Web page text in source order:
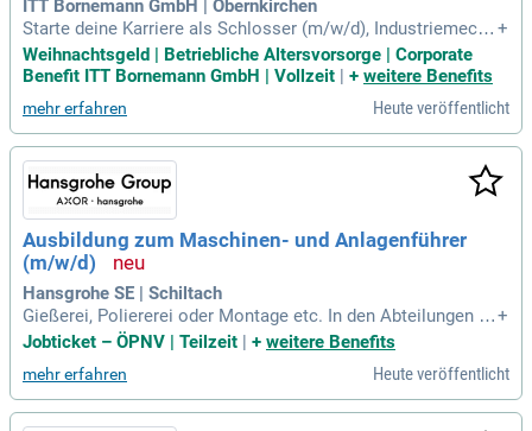
ITT Bornemann GmbH | Obernkirchen
Starte deine Karriere als Schlosser (m/w/d), Industriemecha
niker (m/w/d) oder Polierer (m/w/d) in der Metallindustrie!
Du bringst idealerweise Kenntnisse in der Galvanik sowie in
orgfältige Arbeitsweise zeichnen dich aus? Profitiere von ei
nem internationalen Arbeitsumfeld, das dir ein spannendes
Aufgabengebiet mit viel Gestaltungsspielraum bietet. Eine u
mfassende Einarbeitung erfolgt „on the job“ in einem engagi
erten Team. Zusätzlich erwarten dich attraktive Vergütungs
modelle, betriebliche Altersvorsorge und viele Mitarbeiteran
gebote, die deine Work-Life-Balance unterstützen.
+
Weihnachtsgeld | Betriebliche Altersvorsorge | Corporate
Benefit ITT Bornemann GmbH | Vollzeit | + weitere Benefits
mehr erfahren Heute veröffentlicht
Ausbildung zum Maschinen- und Anlagenführer
(m/w/d)
Hansgrohe SE | Schiltach
Gießerei, Poliererei oder Montage etc. In den Abteilungen bi
nden wir dich stark in das Tagesgeschäft mit ein und in Proj
ent. Abwechslung ist garantiert.
+
Jobticket – ÖPNV | Teilzeit
+ weitere Benefits
mehr erfahren Heute veröffentlicht